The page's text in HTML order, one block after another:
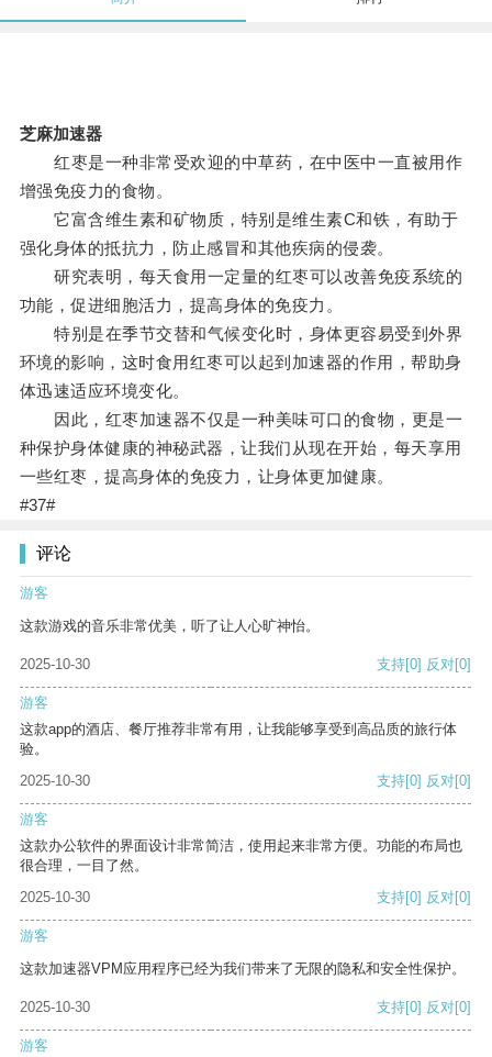
芝麻加速器
红枣是一种非常受欢迎的中草药，在中医中一直被用作
增强免疫力的食物。
它富含维生素和矿物质，特别是维生素C和铁，有助于
强化身体的抵抗力，防止感冒和其他疾病的侵袭。
研究表明，每天食用一定量的红枣可以改善免疫系统的
功能，促进细胞活力，提高身体的免疫力。
特别是在季节交替和气候变化时，身体更容易受到外界
环境的影响，这时食用红枣可以起到加速器的作用，帮助身
体迅速适应环境变化。
因此，红枣加速器不仅是一种美味可口的食物，更是一
种保护身体健康的神秘武器，让我们从现在开始，每天享用
一些红枣，提高身体的免疫力，让身体更加健康。
#37#
评论
游客
这款游戏的音乐非常优美，听了让人心旷神怡。
2025-10-30 支持[0] 反对[0]
游客
这款app的酒店、餐厅推荐非常有用，让我能够享受到高品质的旅行体
验。
2025-10-30
支持[0] 反对[0]
游客
这款办公软件的界面设计非常简洁，使用起来非常方便。功能的布局也
很合理，一目了然。
2025-10-30
支持[0] 反对[0]
游客
这款加速器VPM应用程序已经为我们带来了无限的隐私和安全性保护。
2025-10-30 支持[0] 反对[0]
游客